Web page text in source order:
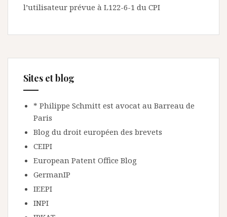
l’utilisateur prévue à L122-6-1 du CPI
Sites et blog
* Philippe Schmitt est avocat au Barreau de
Paris
Blog du droit européen des brevets
CEIPI
European Patent Office Blog
GermanIP
IEEPI
INPI